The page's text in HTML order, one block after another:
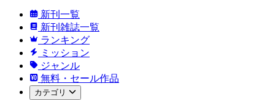
新刊一覧
新刊雑誌一覧
ランキング
ミッション
ジャンル
無料・セール作品
カテゴリ